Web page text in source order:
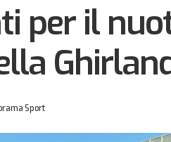
per il
Sport